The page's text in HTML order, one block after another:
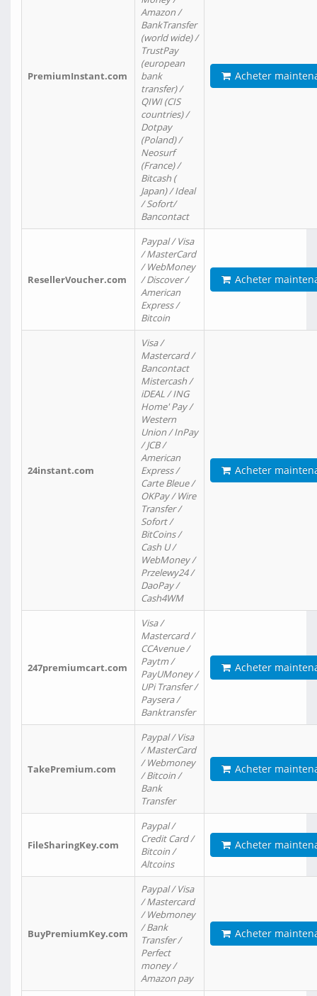
PremiumInstant.com
Amazon /
BankTransfer
(world wide) /
TrustPay
(european
bank
transfer) /
QIWI (CIS
countries) /
Dotpay
(Poland) /
Neosurf
(France) /
Bitcash (
Japan) / Ideal
/ Sofort/
Bancontact
Acheter
ResellerVoucher.com
Paypal / Visa
/ MasterCard
/ WebMoney
/ Discover /
American
Express /
Bitcoin
Acheter
24instant.com
Visa /
Mastercard /
Bancontact
Mistercash /
iDEAL / ING
Home' Pay /
Western
Union / InPay
/ JCB /
American
Express /
Carte Bleue /
OKPay / Wire
Transfer /
Sofort /
BitCoins /
Cash U /
WebMoney /
Przelewy24 /
DaoPay /
Cash4WM
Acheter
247premiumcart.com
Visa /
Mastercard /
CCAvenue /
Paytm /
PayUMoney /
UPi Transfer /
Paysera /
Banktransfer
Acheter
TakePremium.com
Paypal / Visa
/ MasterCard
/ Webmoney
/ Bitcoin /
Bank
Transfer
Acheter
FileSharingKey.com
Paypal /
Credit Card /
Bitcoin /
Altcoins
Acheter
BuyPremiumKey.com
Paypal / Visa
/ Mastercard
/ Webmoney
/ Bank
Transfer /
Perfect
money /
Amazon pay
Acheter